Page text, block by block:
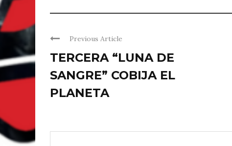
Previous Article
TERCERA “LUNA DE
SANGRE” COBIJA EL
PLANETA